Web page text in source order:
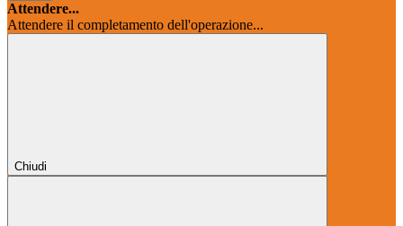
Attendere...
Attendere il completamento dell'operazione...
Chiudi